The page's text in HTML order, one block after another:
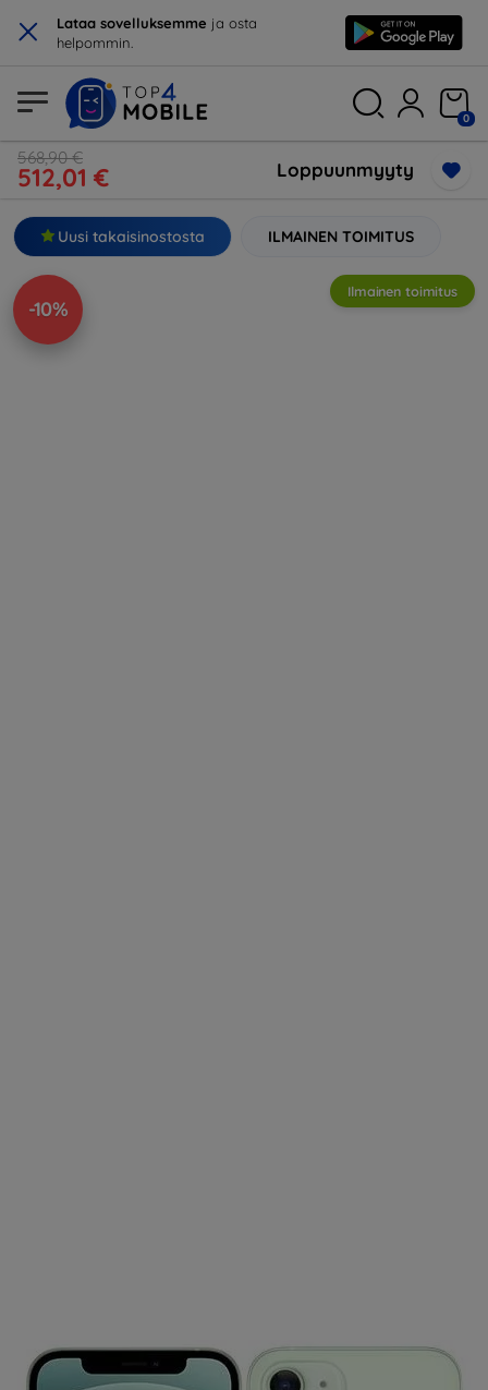
× Lataa sovelluksemme ja osta
helpommin.
0
568,90 €
512,01 € Loppuunmyyty
Uusi takaisinostosta ILMAINEN TOIMITUS
-10%
Ilmainen toimitus